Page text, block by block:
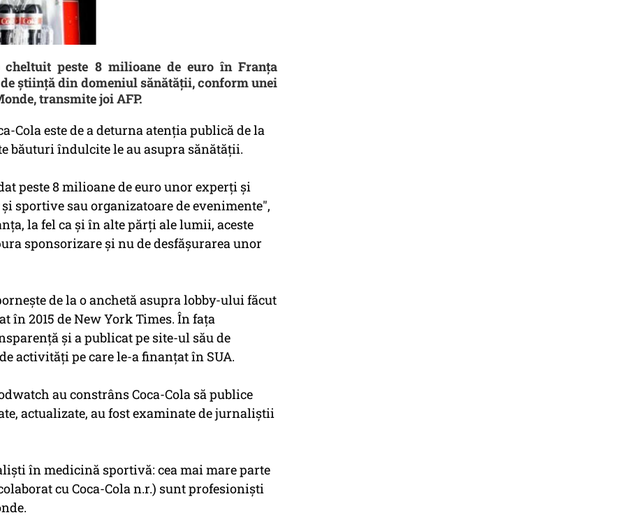
cheltuit peste 8 milioane de euro în Franţa
ştiinţă din domeniul sănătăţii, conform unei
transmite joi AFP.
Cola este de a deturna atenţia publică de la
băuturi îndulcite le au asupra sănătăţii.
peste 8 milioane de euro unor experţi şi
sportive sau organizatoare de evenimente",
la fel ca şi în alte părţi ale lumii, aceste
sponsorizare şi nu de desfăşurarea unor
de la o anchetă asupra lobby-ului făcut
2015 de New York Times. În faţa
şi a publicat pe site-ul său de
activităţi pe care le-a finanţat în SUA.
au constrâns Coca-Cola să publice
actualizate, au fost examinate de jurnaliştii
în medicină sportivă: cea mai mare parte
cu Coca-Cola n.r.) sunt profesionişti